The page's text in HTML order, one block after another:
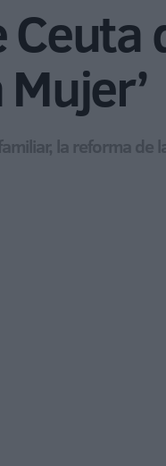
la reforma de